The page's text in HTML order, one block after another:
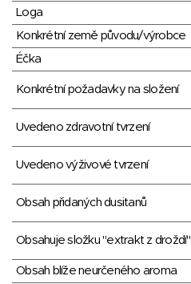
Loga
Konkrétní země původu/výrobce
Éčka
Konkrétní požadavky na složení
Uvedeno zdravotní tvrzení
Uvedeno výživové tvrzení
Obsah přidaných dusitanů
Obsahuje složku "extrakt z droždí"
Obsah blíže neurčeného aroma